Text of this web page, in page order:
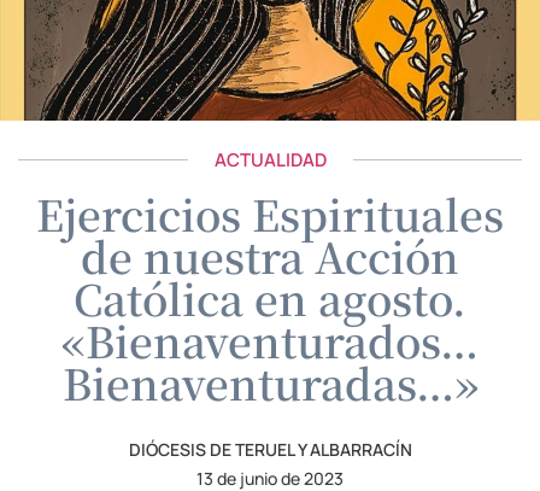
ACTUALIDAD
Ejercicios Espirituales
de nuestra Acción
Católica en agosto.
«Bienaventurados…
Bienaventuradas…»
DIÓCESIS DE TERUEL Y ALBARRACÍN
13 de junio de 2023